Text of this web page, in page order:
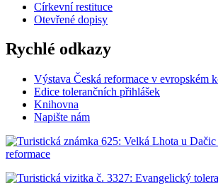
Církevní restituce
Otevřené dopisy
Rychlé odkazy
Výstava Česká reformace v evropském
Edice tolerančních přihlášek
Knihovna
Napište nám